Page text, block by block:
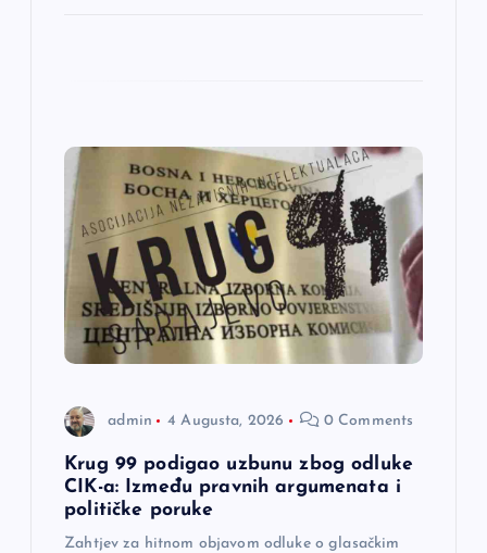
admin 4 Augusta, 2026 0 Comments
Krug 99 podigao uzbunu zbog odluke
CIK-a: Između pravnih argumenata i
političke poruke
Zahtjev za hitnom objavom odluke o glasačkim